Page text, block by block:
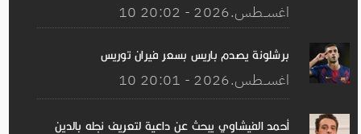
10 اغســطس.2026 - 20:02
برشلونة يصدم باريس بسعر فيران توريس
10 اغســطس.2026 - 20:01
أحمد الفيشاوي يبحث عن داعية لتعريف نجله بالدين